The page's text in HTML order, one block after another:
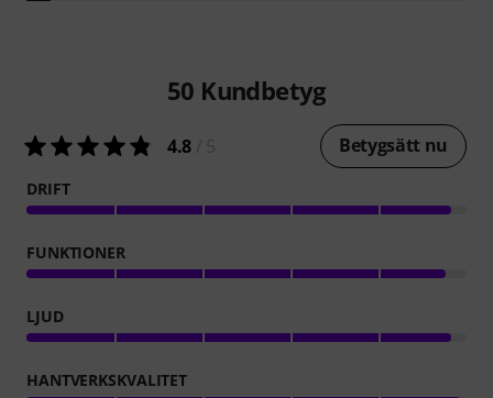
50 Kundbetyg
4.8 Betygsätt nu
DRIFT
FUNKTIONER
LJUD
HANTVERKSKVALITET